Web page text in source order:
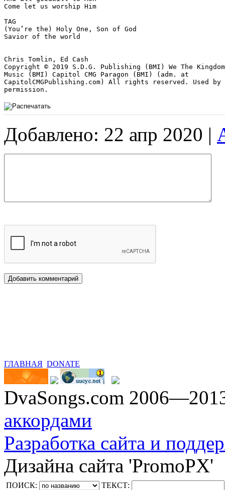
Come let us worship Him
TAG
(You’re the) Holy One, Son of God
Savior of the world
Chris Tomlin, Ed Cash
Copyright © 2019 S.D.G. Publishing (BMI) We The
Music (BMI) Capitol CMG Paragon (BMI) (adm. at
CapitolCMGPublishing.com) All rights reserved. Used by
permission.
Добавлено: 22 апр 2020 |
ГЛАВНАЯ DONATE
DvaSongs.com
аккордами
Разработка сайта и
Дизайна сайта 'PromoPX'
ПОИСК: ТЕКСТ: